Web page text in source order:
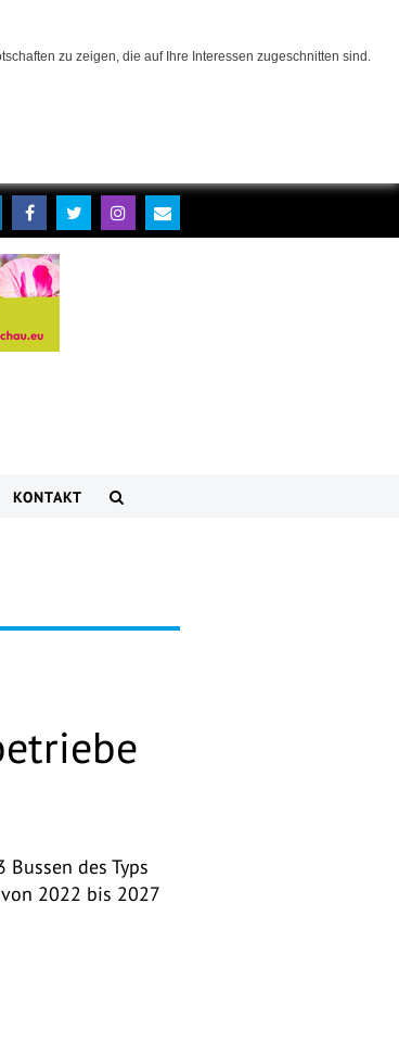
zu zeigen, die auf Ihre Interessen zugeschnitten sind.
KONTAKT
des Typs
2022 bis 2027